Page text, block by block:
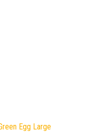
Egg Large